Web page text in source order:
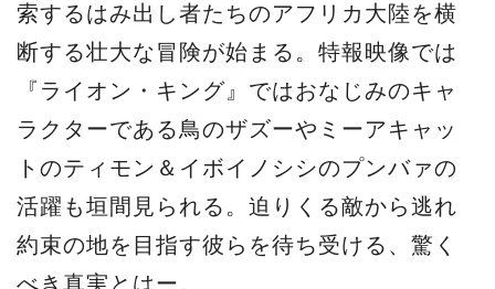
索するはみ出し者たちのアフリカ大陸を横
断する壮大な冒険が始まる。特報映像では
『ライオン・キング』ではおなじみのキャ
ラクターである鳥のザズーやミーアキャッ
トのティモン＆イボイノシシのプンバァの
活躍も垣間見られる。迫りくる敵から逃れ
約束の地を目指す彼らを待ち受ける、驚く
べき真実とはー。